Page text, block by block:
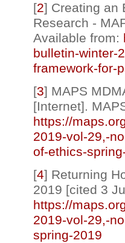
[2] Creating an
Research -
Available from:
bulletin-winter-
framework-for-
[3] MAPS
[Internet].
https://
2019-vol-29,-
of-ethics-
[4] Returning
2019 [cited 3
https://
2019-vol-29,-
spring-2019